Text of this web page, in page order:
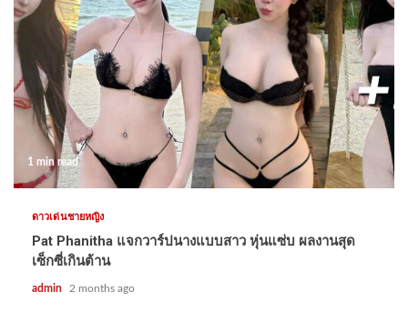
1 min read
ดาวเด่นชายหญิง
Pat Phanitha แจกวาร์ปนางแบบสาว หุ่นแซ่บ ผลงานสุด
เซ็กซี่เกินต้าน
admin 2 months ago